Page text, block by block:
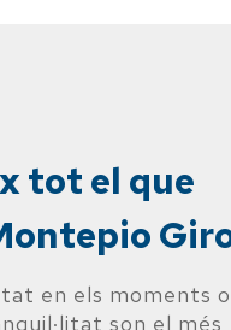
tot el que
en els moments
son el més